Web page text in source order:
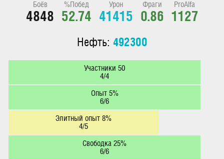
Боёв
4848
%Побед
52.74
Урон
41415
Фраги
0.86
ProAlfa
1127
Нефть: 492300
Участники 50
4/4
Опыт 5%
6/6
Элитный опыт 8%
4/5
Свободка 25%
6/6